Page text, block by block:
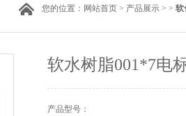
您的位置： 网站首页 > 产品展示 > > 软
软水树脂001*7电
产品型号：